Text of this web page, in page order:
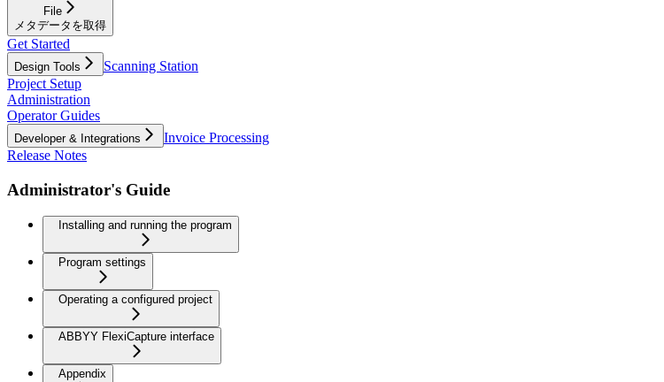
File
メタデータを取得
Get Started
Design Tools
Scanning Station
Project Setup
Administration
Operator Guides
Developer & Integrations
Invoice Processing
Release Notes
Administrator's Guide
Installing and running the program
Program settings
Operating a configured project
ABBYY FlexiCapture interface
Appendix